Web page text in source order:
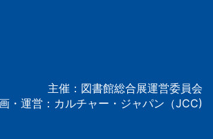
主催：図書館総合展運営委員会
・運営：カルチャー・ジャパン（JCC)